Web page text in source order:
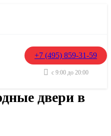
+7 (495) 859-31-59
с 9:00 до 20:00
двери в